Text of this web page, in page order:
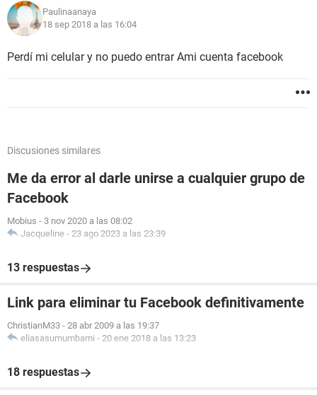
Paulinaanaya
18 sep 2018 a las 16:04
Perdí mi celular y no puedo entrar Ami cuenta facebook
Discusiones similares
Me da error al darle unirse a cualquier grupo de
Facebook
Mobius - 3 nov 2020 a las 08:02
Jacqueline - 23 ago 2023 a las 23:39
13 respuestas
Link para eliminar tu Facebook definitivamente
ChristianM33 - 28 abr 2009 a las 19:37
eliasasumumbami - 20 ene 2018 a las 13:23
18 respuestas